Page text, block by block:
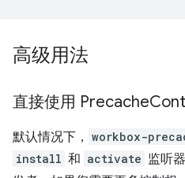
高级用法
直接使用 Precache
默认情况下， workbox-
install 和 activate 监听